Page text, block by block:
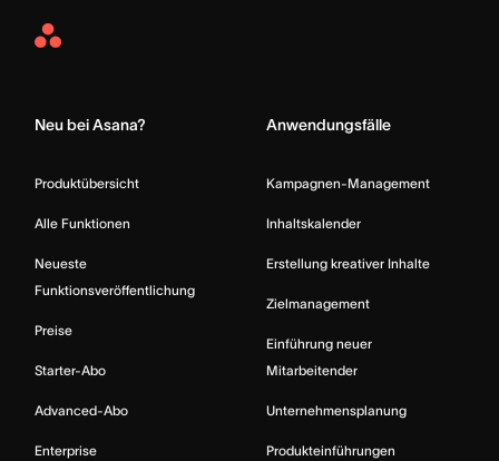
Asana
Neu bei Asana?
Produktübersicht
Alle Funktionen
Neueste
Funktionsveröffentlichung
Preise
Starter-Abo
Advanced-Abo
Enterprise
Anwendungsfälle
Kampagnen-Management
Inhaltskalender
Erstellung kreativer Inhalte
Zielmanagement
Einführung neuer
Mitarbeitender
Unternehmensplanung
Produkteinführungen